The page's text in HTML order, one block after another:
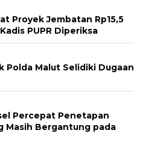
Proyek Jembatan Rp15,5
PUPR Diperiksa
Polda Malut Selidiki Dugaan
Percepat Penetapan
Masih Bergantung pada